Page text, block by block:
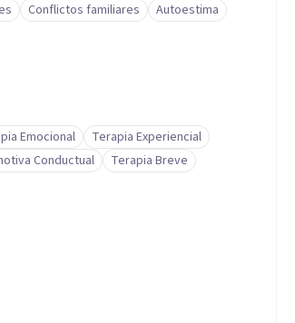
Conflictos familiares
Autoestima
Emocional
Terapia Experiencial
Conductual Terapia Breve